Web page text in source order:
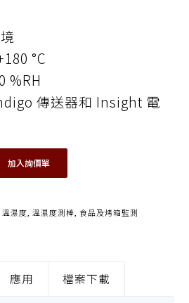
°C
%RH
傳送器和 Insight 電
加入詢價單
,溫濕度 ,溫濕度測棒 ,食品及烤箱監測
應用 檔案下載